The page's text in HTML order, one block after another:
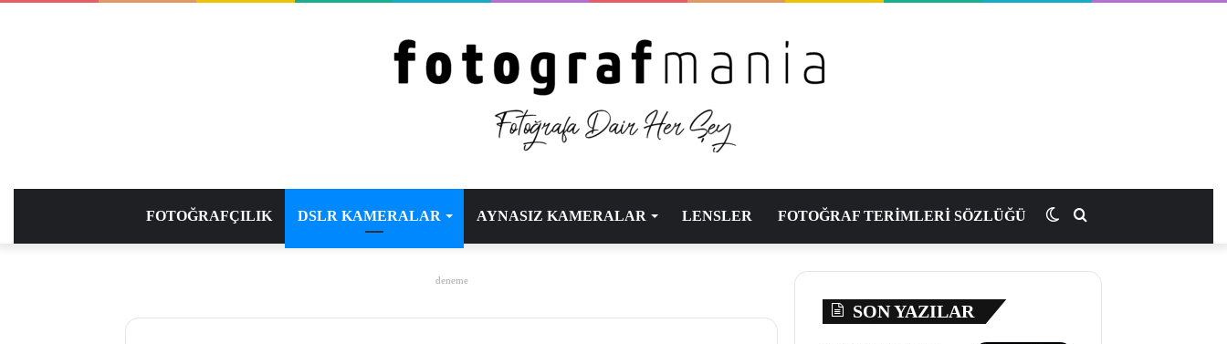
FOTOĞRAFÇILIK DSLR KAMERALAR AYNASIZ KAMERALAR LENSLER FOTOĞRAF TERİMLERİ SÖZLÜĞÜ
yap
Dış
görünümü
deneme
SON YAZILAR